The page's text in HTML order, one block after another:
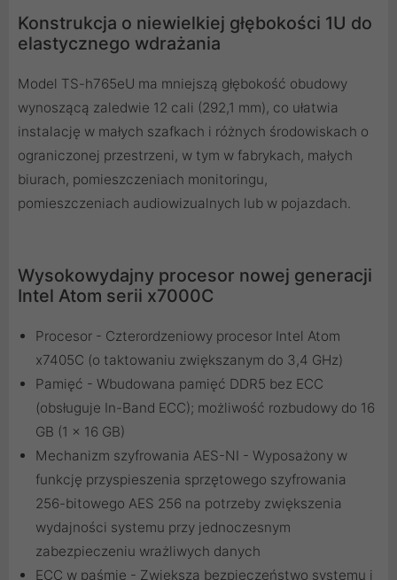
Konstrukcja o niewielkiej głębokości 1U do
elastycznego wdrażania
Model TS-h765eU ma mniejszą głębokość obudowy
wynoszącą zaledwie 12 cali (292,1 mm), co ułatwia
instalację w małych szafkach i różnych środowiskach o
ograniczonej przestrzeni, w tym w fabrykach, małych
biurach, pomieszczeniach monitoringu,
pomieszczeniach audiowizualnych lub w pojazdach.
Wysokowydajny procesor nowej generacji
Intel Atom serii x7000C
Procesor - Czterordzeniowy procesor Intel Atom
x7405C (o taktowaniu zwiększanym do 3,4 GHz)
Pamięć - Wbudowana pamięć DDR5 bez ECC
(obsługuje In-Band ECC); możliwość rozbudowy do 16
GB (1 x 16 GB)
Mechanizm szyfrowania AES-NI - Wyposażony w
funkcję przyspieszenia sprzętowego szyfrowania
256-bitowego AES 256 na potrzeby zwiększenia
wydajności systemu przy jednoczesnym
zabezpieczeniu wrażliwych danych
ECC w paśmie - Zwiększa bezpieczeństwo systemu i